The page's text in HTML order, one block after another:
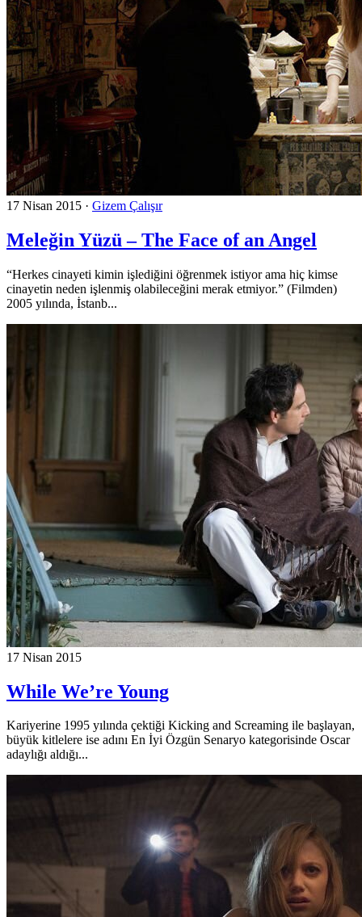
17 Nisan 2015 · Gizem Çalışır
Meleğin Yüzü – The Face of an Angel
“Herkes cinayeti kimin işlediğini öğrenmek istiyor ama hiç kimse
cinayetin neden işlenmiş olabileceğini merak etmiyor.” (Filmden)
2005 yılında, İstanb...
17 Nisan 2015
While We’re Young
Kariyerine 1995 yılında çektiği Kicking and Screaming ile başlayan,
büyük kitlelere ise adını En İyi Özgün Senaryo kategorisinde Oscar
adaylığı aldığı...